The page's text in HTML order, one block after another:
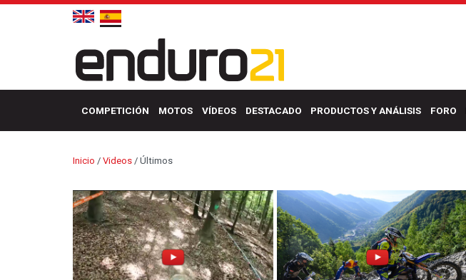
COMPETICIÓN MOTOS VÍDEOS DESTACADO PRODUCTOS Y ANÁLISIS FORO
Inicio / Videos / Últimos